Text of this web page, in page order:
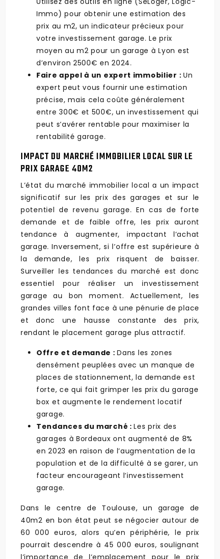
Immo) pour obtenir une estimation des
prix au m2, un indicateur précieux pour
votre investissement garage. Le prix
moyen au m2 pour un garage à Lyon est
d’environ 2500€ en 2024.
Faire appel à un expert immobilier : Un
expert peut vous fournir une estimation
précise, mais cela coûte généralement
entre 300€ et 500€, un investissement qui
peut s’avérer rentable pour maximiser la
rentabilité garage.
IMPACT DU MARCHÉ IMMOBILIER LOCAL SUR LE
PRIX GARAGE 40M2
L’état du marché immobilier local a un impact
significatif sur les prix des garages et sur le
potentiel de revenu garage. En cas de forte
demande et de faible offre, les prix auront
tendance à augmenter, impactant l’achat
garage. Inversement, si l’offre est supérieure à
la demande, les prix risquent de baisser.
Surveiller les tendances du marché est donc
essentiel pour réaliser un investissement
garage au bon moment. Actuellement, les
grandes villes font face à une pénurie de place
et donc une hausse constante des prix,
rendant le placement garage plus attractif.
Offre et demande :Dans les zones
densément peuplées avec un manque de
places de stationnement, la demande est
forte, ce qui fait grimper les prix du garage
box et augmente le rendement locatif
garage.
Tendances du marché :Les prix des
garages à Bordeaux ont augmenté de 8%
en 2023 en raison de l’augmentation de la
population et de la difficulté à se garer, un
facteur encourageant l’investissement
garage.
Dans le centre de Toulouse, un garage de
40m2 en bon état peut se négocier autour de
60 000 euros, alors qu’en périphérie, le prix
pourrait descendre à 45 000 euros, soulignant